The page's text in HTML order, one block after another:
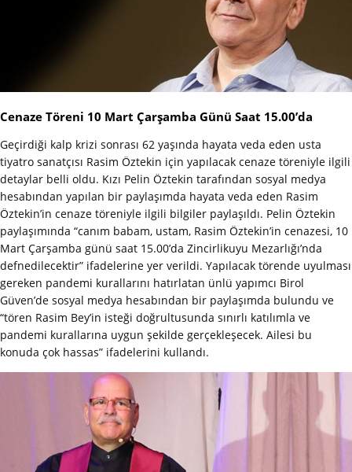
Cenaze Töreni 10 Mart Çarşamba Günü Saat 15.00’da
Geçirdiği kalp krizi sonrası 62 yaşında hayata veda eden usta
tiyatro sanatçısı Rasim Öztekin için yapılacak cenaze töreniyle ilgili
detaylar belli oldu. Kızı Pelin Öztekin tarafından sosyal medya
hesabından yapılan bir paylaşımda hayata veda eden Rasim
Öztekin’in cenaze töreniyle ilgili bilgiler paylaşıldı. Pelin Öztekin
paylaşımında “canım babam, ustam, Rasim Öztekin’in cenazesi, 10
Mart Çarşamba günü saat 15.00’da Zincirlikuyu Mezarlığı’nda
defnedilecektir” ifadelerine yer verildi. Yapılacak törende uyulması
gereken pandemi kurallarını hatırlatan ünlü yapımcı Birol
Güven’de sosyal medya hesabından bir paylaşımda bulundu ve
“tören Rasim Bey’in isteği doğrultusunda sınırlı katılımla ve
pandemi kurallarına uygun şekilde gerçekleşecek. Ailesi bu
konuda çok hassas” ifadelerini kullandı.